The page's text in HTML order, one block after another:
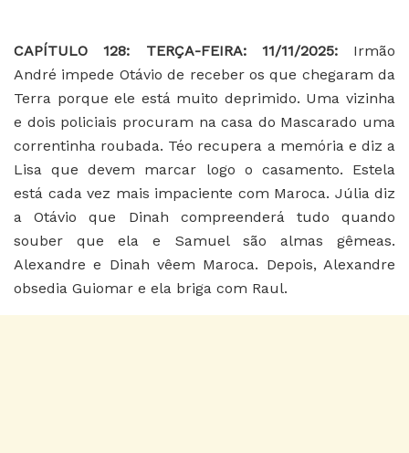
CAPÍTULO 128: TERÇA-FEIRA: 11/11/2025: Irmão
André impede Otávio de receber os que chegaram da
Terra porque ele está muito deprimido. Uma vizinha
e dois policiais procuram na casa do Mascarado uma
correntinha roubada. Téo recupera a memória e diz a
Lisa que devem marcar logo o casamento. Estela
está cada vez mais impaciente com Maroca. Júlia diz
a Otávio que Dinah compreenderá tudo quando
souber que ela e Samuel são almas gêmeas.
Alexandre e Dinah vêem Maroca. Depois, Alexandre
obsedia Guiomar e ela briga com Raul.